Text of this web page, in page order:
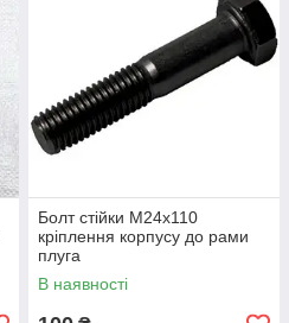
Болт стійки М24х110
кріплення корпусу до рами
плуга
В наявності